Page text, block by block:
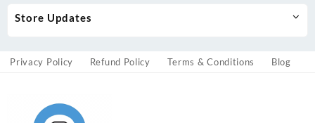
Store Updates
Privacy Policy Refund Policy Terms & Conditions Blog